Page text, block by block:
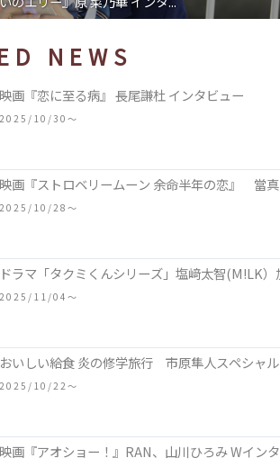
NEWS
映画『恋に至る病』 長尾謙杜 インタビュー
2025/10/30〜
映画『ストロベリームーン 余命半年の恋』 當
2025/10/28〜
ドラマ「タクミくんシリーズ」塩﨑太智(M!LK
2025/11/04〜
おいしい給食 炎の修学旅行 市原隼人スペシャ
2025/10/22〜
映画『アオショー！』RAN、山川ひろみ Wイン